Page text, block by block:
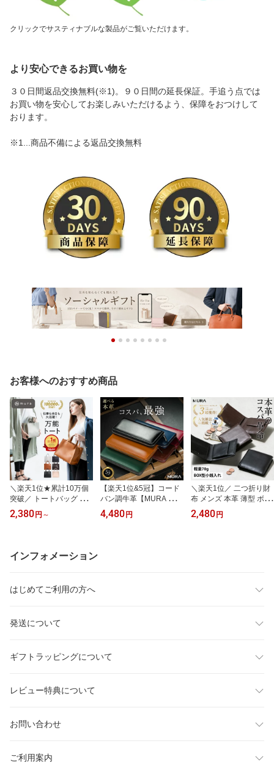
クリックでサスティナブルな製品がご覧いただけます。
より安心できるお買い物を
３０日間返品交換無料(※1)。９０日間の延長保証。手追う点では
お買い物を安心してお楽しみいただけるよう、保障をおつけして
おります。
※1...商品不備による返品交換無料
お客様へのおすすめ商品
＼楽天1位★累計10万個
突破／ トートバッグ レ
ディース 小さめ ミニト
ートバッグ 底板付き バ
きれいめ 高見え おしゃ
れ かわいい シンプル 通
レゼント 母の日 MURA
2,380 円 ～
【楽天1位&5冠】コード
バン調牛革【MURA 公
式】 長財布 財布 メンズ
カーボン レザー 革 本革
4,480 円
＼楽天1位／ 二つ折り財
布 メンズ 本革 薄型 ボッ
クス型 小銭入れ コンパ
クト 小さい 大容量 軽量
2,480 円
インフォメーション
はじめてご利用の方へ
発送について
ギフトラッピングについて
レビュー特典について
お問い合わせ
ご利用案内